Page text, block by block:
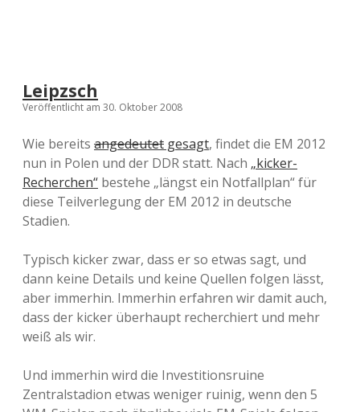
Leipzsch
Veröffentlicht am 30. Oktober 2008
Wie bereits angedeutet gesagt, findet die EM 2012
nun in Polen und der DDR statt. Nach „kicker-
Recherchen“ bestehe „längst ein Notfallplan“ für
diese Teilverlegung der EM 2012 in deutsche
Stadien.
Typisch kicker zwar, dass er so etwas sagt, und
dann keine Details und keine Quellen folgen lässt,
aber immerhin. Immerhin erfahren wir damit auch,
dass der kicker überhaupt recherchiert und mehr
weiß als wir.
Und immerhin wird die Investitionsruine
Zentralstadion etwas weniger ruinig, wenn den 5